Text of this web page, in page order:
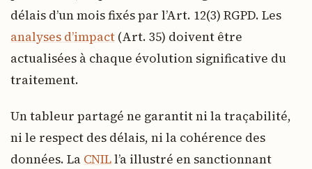
délais d’un mois fixés par l’Art. 12(3) RGPD. Les
analyses d’impact (Art. 35) doivent être
actualisées à chaque évolution significative du
traitement.
Un tableur partagé ne garantit ni la traçabilité,
ni le respect des délais, ni la cohérence des
données. La CNILl’a illustré en sanctionnant